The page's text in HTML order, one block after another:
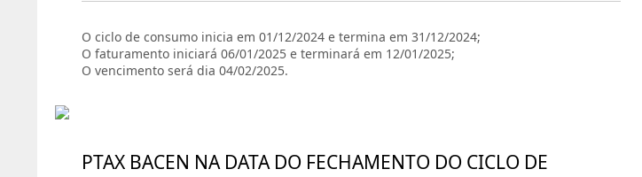
O ciclo de consumo inicia em 01/12/2024 e termina em 31/12/2024;
O faturamento iniciará 06/01/2025 e terminará em 12/01/2025;
O vencimento será dia 04/02/2025.
PTAX BACEN NA DATA DO FECHAMENTO DO CICLO DE